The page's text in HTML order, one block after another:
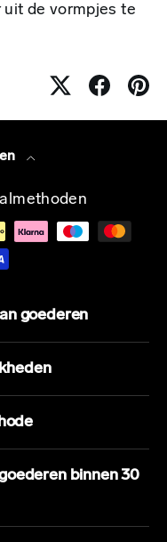
de vormpjes te
goederen
binnen 30